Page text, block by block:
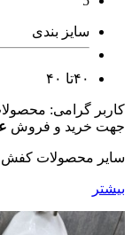
سایز بندی
۴۰تا ۴۰
کاربر گرامی:
جهت خرید و فروش
سایر محصولات
بیشتر